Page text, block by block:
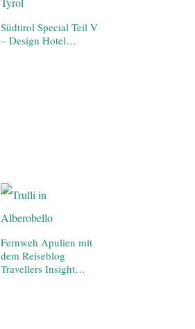
Südtirol Special Teil V
– Design Hotel…
Fernweh Apulien mit
dem Reiseblog
Travellers Insight…